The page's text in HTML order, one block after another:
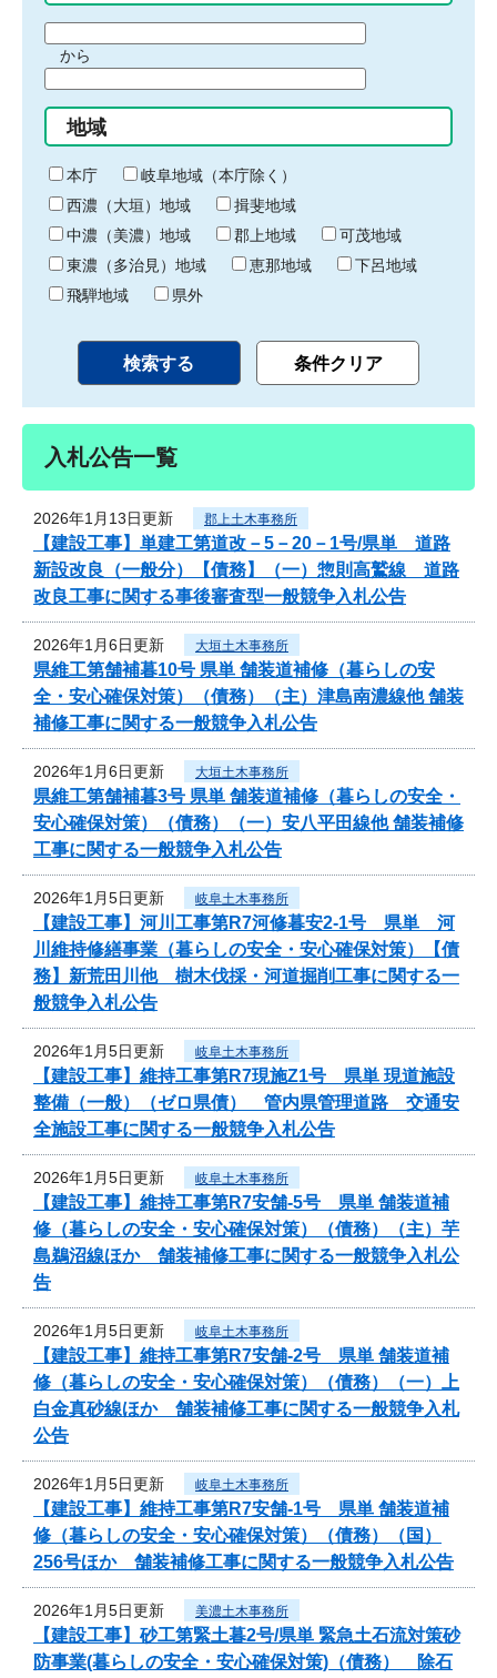
間
始
り
から
間
終
わ
り
地域
本庁
岐阜地域（本庁除く）
西濃（大垣）地域
揖斐地域
中濃（美濃）地域
郡上地域
可茂地域
東濃（多治見）地域
恵那地域
下呂地域
飛騨地域
県外
入札公告一覧
2026年1月13日更新 郡上土木事務所
【建設工事】単建工第道改－5－20－1号/県単 道路
新設改良（一般分）【債務】（一）惣則高鷲線 道路
改良工事に関する事後審査型一般競争入札公告
2026年1月6日更新 大垣土木事務所
県維工第舗補暮10号 県単 舗装道補修（暮らしの安
全・安心確保対策）（債務）（主）津島南濃線他 舗装
補修工事に関する一般競争入札公告
2026年1月6日更新 大垣土木事務所
県維工第舗補暮3号 県単 舗装道補修（暮らしの安全・
安心確保対策）（債務）（一）安八平田線他 舗装補修
工事に関する一般競争入札公告
2026年1月5日更新 岐阜土木事務所
【建設工事】河川工事第R7河修暮安2-1号 県単 河
川維持修繕事業（暮らしの安全・安心確保対策）【債
務】新荒田川他 樹木伐採・河道掘削工事に関する一
般競争入札公告
2026年1月5日更新 岐阜土木事務所
【建設工事】維持工事第R7現施Z1号 県単 現道施設
整備（一般）（ゼロ県債） 管内県管理道路 交通安
全施設工事に関する一般競争入札公告
2026年1月5日更新 岐阜土木事務所
【建設工事】維持工事第R7安舗-5号 県単 舗装道補
修（暮らしの安全・安心確保対策）（債務）（主）芋
島鵜沼線ほか 舗装補修工事に関する一般競争入札公
告
2026年1月5日更新 岐阜土木事務所
【建設工事】維持工事第R7安舗-2号 県単 舗装道補
修（暮らしの安全・安心確保対策）（債務）（一）上
白金真砂線ほか 舗装補修工事に関する一般競争入札
公告
2026年1月5日更新 岐阜土木事務所
【建設工事】維持工事第R7安舗-1号 県単 舗装道補
修（暮らしの安全・安心確保対策）（債務）（国）
256号ほか 舗装補修工事に関する一般競争入札公告
2026年1月5日更新 美濃土木事務所
【建設工事】砂工第緊土暮2号/県単 緊急土石流対策砂
防事業(暮らしの安全・安心確保対策)（債務） 除石